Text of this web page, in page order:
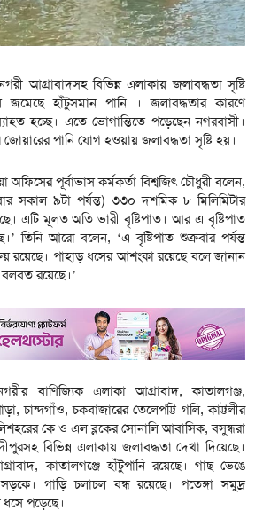
আগ্রাবাদসহ বিভিন্ন এলাকায় জলাবদ্ধতা সৃষ্টি
হাঁটুসমান পানি । জলাবদ্ধতার কারণে
হচ্ছে। এতে ভোগান্তিতে পড়েছেন নগরবাসী।
জোয়ারের পানি যোগ হওয়ায় জলাবদ্ধতা সৃষ্টি হয়।
অফিসের পূর্বাভাস কর্মকর্তা বিশ্বজিৎ চৌধুরী বলেন,
সকাল ৯টা পর্যন্ত) ৩৩০ দশমিক ৮ মিলিমিটার
এটি মূলত অতি ভারী বৃষ্টিপাত। আর এ বৃষ্টিপাত
তিনি আরো বলেন, ‘এ বৃষ্টিপাত শুক্রবার পর্যন্ত
রয়েছে। পাহাড় ধসের আশংকা রয়েছে বলে জানান
বলবত রয়েছে।’
বাণিজ্যিক এলাকা আগ্রাবাদ, কাতালগঞ্জ,
চান্দগাঁও, চকবাজারের তেলেপট্টি গলি, কাট্টলীর
কে ও এল ব্লকের সোনালি আবাসিক, বসুন্ধরা
বিভিন্ন এলাকায় জলাবদ্ধতা দেখা দিয়েছে।
কাতালগঞ্জে হাঁটুপানি রয়েছে। গাছ ভেঙে
গাড়ি চলাচল বন্ধ রয়েছে। পতেঙ্গা সমুদ্র
ধসে পড়েছে।